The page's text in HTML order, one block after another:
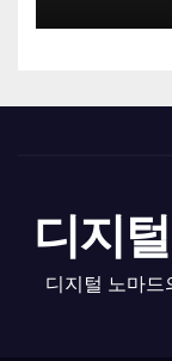
디지
디지털 노마드